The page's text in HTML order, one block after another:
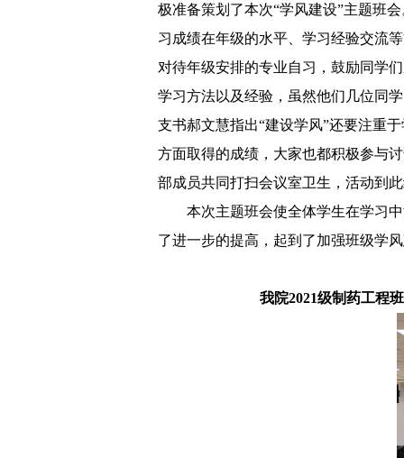
极准备策划了本次“学风建设”主题班
习成绩在年级的水平、学习经验交流
对待年级安排的专业自习，鼓励同学
学习方法以及经验，虽然他们几位同
支书郝文慧指出“建设学风”还要注重
方面取得的成绩，大家也都积极参与
部成员共同打扫会议室卫生，活动到
本次主题班会使全体学生在学习
了进一步的提高，起到了加强班级学
我院2021级制药工程班